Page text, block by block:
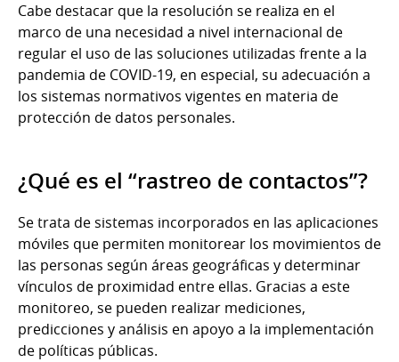
Cabe destacar que la resolución se realiza en el
marco de una necesidad a nivel internacional de
regular el uso de las soluciones utilizadas frente a la
pandemia de COVID-19, en especial, su adecuación a
los sistemas normativos vigentes en materia de
protección de datos personales.
¿Qué es el “rastreo de contactos”?
Se trata de sistemas incorporados en las aplicaciones
móviles que permiten monitorear los movimientos de
las personas según áreas geográficas y determinar
vínculos de proximidad entre ellas. Gracias a este
monitoreo, se pueden realizar mediciones,
predicciones y análisis en apoyo a la implementación
de políticas públicas.